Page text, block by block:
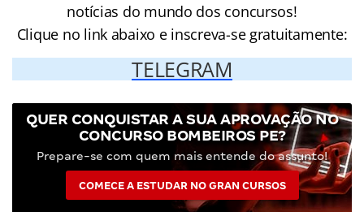
notícias do mundo dos concursos!
Clique no link abaixo e inscreva-se gratuitamente:
TELEGRAM
QUER CONQUISTAR A SUA APROVAÇÃO NO
CONCURSO BOMBEIROS PE?
Prepare-se com quem mais entende do assunto!
COMECE A ESTUDAR NO GRAN CURSOS